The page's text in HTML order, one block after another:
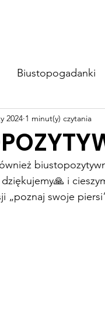
Biustopogadanki
2024 1 minut(y) czytania
dziękujemy🙏 i
„poznaj swoje